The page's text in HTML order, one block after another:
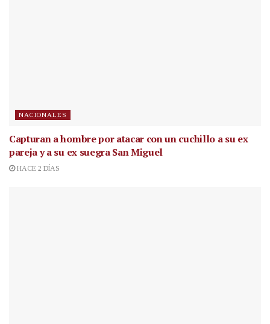
NACIONALES
Capturan a hombre por atacar con un cuchillo a su ex
pareja y a su ex suegra San Miguel
HACE 2 DÍAS